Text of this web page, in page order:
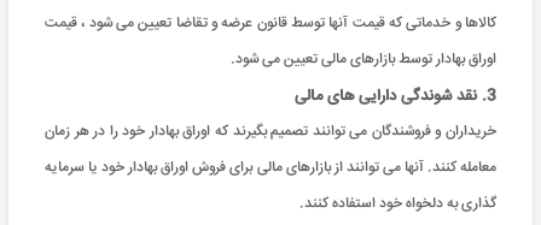
کالاها و خدماتی که قیمت آنها توسط قانون عرضه و تقاضا تعیین می شود ، قیمت
اوراق بهادار توسط بازارهای مالی تعیین می شود.
3. نقد شوندگی دارایی های مالی
خریداران و فروشندگان می توانند تصمیم بگیرند که اوراق بهادار خود را در هر زمان
معامله کنند. آنها می توانند از بازارهای مالی برای فروش اوراق بهادار خود یا سرمایه
گذاری به دلخواه خود استفاده کنند.